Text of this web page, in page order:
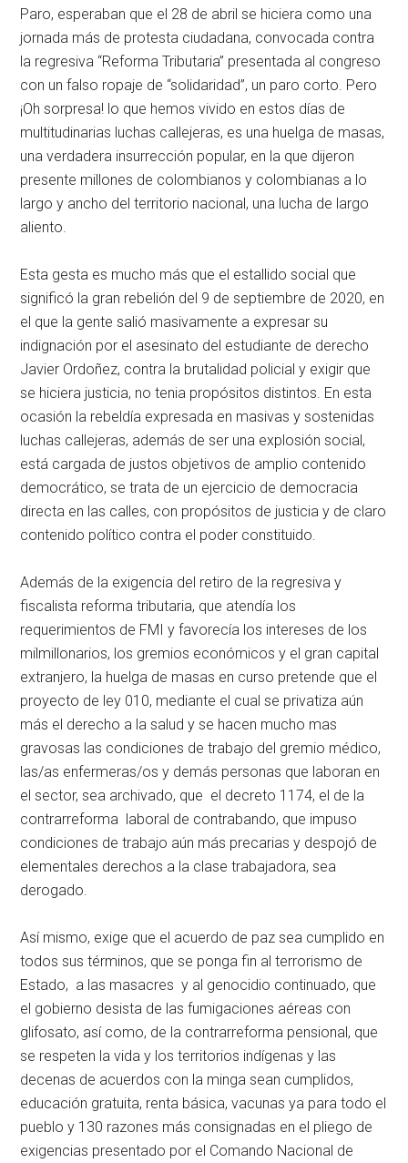
Paro, esperaban que el 28 de abril se hiciera como una
jornada más de protesta ciudadana, convocada contra
la regresiva “Reforma Tributaria” presentada al congreso
con un falso ropaje de “solidaridad”, un paro corto. Pero
¡Oh sorpresa! lo que hemos vivido en estos días de
multitudinarias luchas callejeras, es una huelga de masas,
una verdadera insurrección popular, en la que dijeron
presente millones de colombianos y colombianas a lo
largo y ancho del territorio nacional, una lucha de largo
aliento.
Esta gesta es mucho más que el estallido social que
significó la gran rebelión del 9 de septiembre de 2020, en
el que la gente salió masivamente a expresar su
indignación por el asesinato del estudiante de derecho
Javier Ordoñez, contra la brutalidad policial y exigir que
se hiciera justicia, no tenia propósitos distintos. En esta
ocasión la rebeldía expresada en masivas y sostenidas
luchas callejeras, además de ser una explosión social,
está cargada de justos objetivos de amplio contenido
democrático, se trata de un ejercicio de democracia
directa en las calles, con propósitos de justicia y de claro
contenido político contra el poder constituido.
Además de la exigencia del retiro de la regresiva y
fiscalista reforma tributaria, que atendía los
requerimientos de FMI y favorecía los intereses de los
milmillonarios, los gremios económicos y el gran capital
extranjero, la huelga de masas en curso pretende que el
proyecto de ley 010, mediante el cual se privatiza aún
más el derecho a la salud y se hacen mucho mas
gravosas las condiciones de trabajo del gremio médico,
las/as enfermeras/os y demás personas que laboran en
el sector, sea archivado, que el decreto 1174, el de la
contrarreforma laboral de contrabando, que impuso
condiciones de trabajo aún más precarias y despojó de
elementales derechos a la clase trabajadora, sea
derogado.
Así mismo, exige que el acuerdo de paz sea cumplido en
todos sus términos, que se ponga fin al terrorismo de
Estado, a las masacres y al genocidio continuado, que
el gobierno desista de las fumigaciones aéreas con
glifosato, así como, de la contrarreforma pensional, que
se respeten la vida y los territorios indígenas y las
decenas de acuerdos con la minga sean cumplidos,
educación gratuita, renta básica, vacunas ya para todo el
pueblo y 130 razones más consignadas en el pliego de
exigencias presentado por el Comando Nacional de